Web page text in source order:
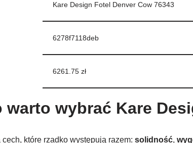
Kare Design Fotel Denver Cow 76343
6278f7118deb
6261.75 zł
warto wybrać Kare
cech, które rzadko występują razem: solidność,